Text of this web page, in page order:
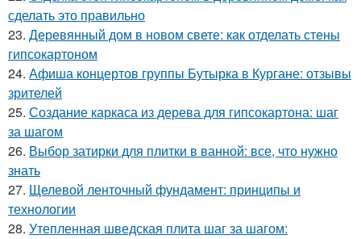
сделать это правильно
23. Деревянный дом в новом свете: как отделать стены
гипсокартоном
24. Афиша концертов группы Бутырка в Кургане: отзывы
зрителей
25. Создание каркаса из дерева для гипсокартона: шаг
за шагом
26. Выбор затирки для плитки в ванной: все, что нужно
знать
27. Щелевой ленточный фундамент: принципы и
технологии
28. Утепленная шведская плита шаг за шагом: